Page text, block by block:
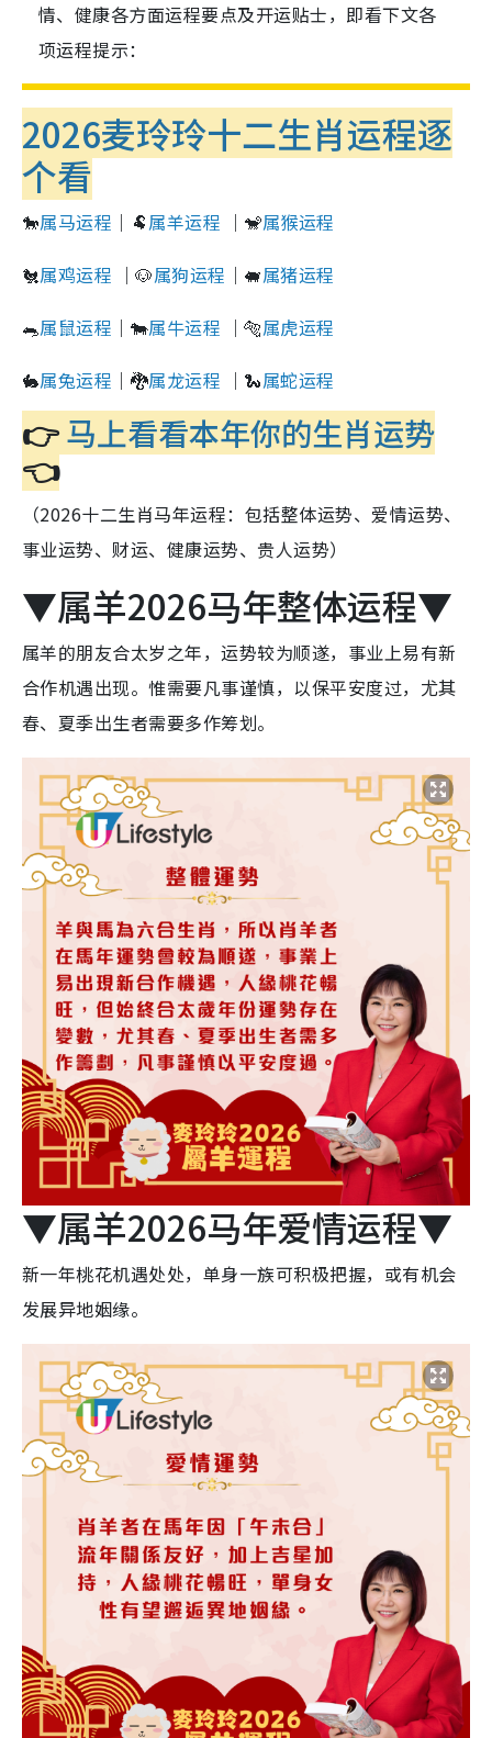
情、健康各方面运程要点及开运贴士，即看下文各
项运程提示：
2026麦玲玲十二生肖运程逐
个看
🐎属马运程 ｜🐏属羊运程 ｜🐒属猴运程
🐔属鸡运程 ｜🐶属狗运程 ｜🐖属猪运程
🐀属鼠运程 ｜🐄属牛运程 ｜🐅属虎运程
🐇属兔运程 ｜🐉属龙运程 ｜🐍属蛇运程
👉马上看看本年你的生肖运势
👈
（2026十二生肖马年运程：包括整体运势、爱情运势、
事业运势、财运、健康运势、贵人运势）
▼属羊2026马年整体运程▼
属羊的朋友合太岁之年，运势较为顺遂，事业上易有新
合作机遇出现。惟需要凡事谨慎，以保平安度过，尤其
春、夏季出生者需要多作筹划。
▼属羊2026马年爱情运程▼
新一年桃花机遇处处， 单身一族可积极把握，或有机会
发展异地姻缘。